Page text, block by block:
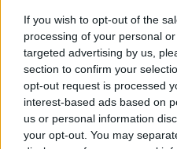
If you wish to opt-out of the
processing of your personal
targeted advertising by us,
section to confirm your
opt-out request is processed
interest-based ads based on
us or personal information
your opt-out. You may
Pagamento de Vales
Outros Serviços
Carregamento de